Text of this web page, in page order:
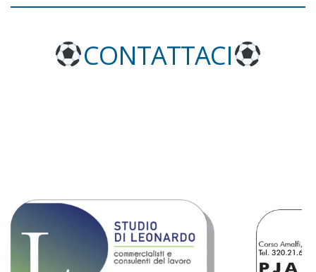
CONTATTACI